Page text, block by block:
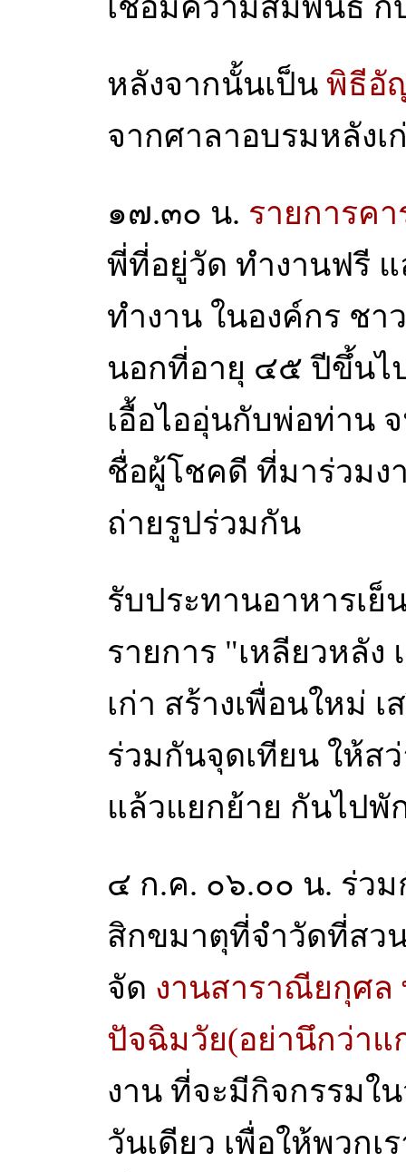
เชื่อมความสัมพันธ์ กั
หลังจากนั้นเป็น พิธีอั
จากศาลาอบรมหลัง
๑๗.๓๐ น. รายการค
พี่ที่อยู่วัด ทำงานฟรี
ทำงาน ในองค์กร ชา
นอกที่อายุ ๔๕ ปีขึ้นไ
เอื้อไออุ่นกับพ่อท่าน
ชื่อผู้โชคดี ที่มาร่วมง
ถ่ายรูปร่วมกัน
รับประทานอาหารเ
รายการ "เหลียวหลั
เก่า สร้างเพื่อนใหม่
ร่วมกันจุดเทียน ให้ส
แล้วแยกย้าย กันไปพั
๔ ก.ค. ๐๖.๐๐ น. ร่ว
สิกขมาตุที่จำวัดที่สว
จัด งานสาราณียกุศล
ปัจฉิมวัย(อย่านึกว่าแ
งาน ที่จะมีกิจกรรมใ
วันเดียว เพื่อให้พวก